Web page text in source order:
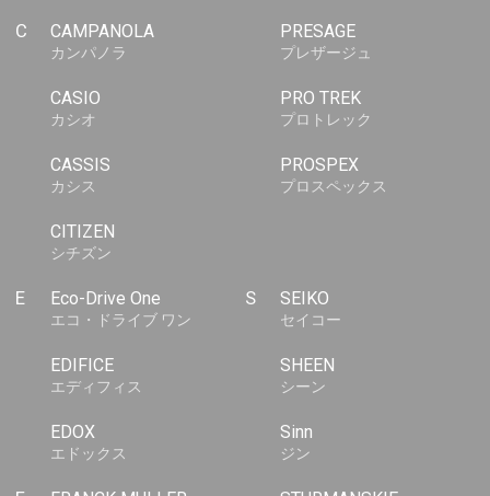
C CAMPANOLA
カンパノラ
CASIO
カシオ
CASSIS
カシス
CITIZEN
シチズン
E Eco-Drive One
エコ・ドライブ ワン
EDIFICE
エディフィス
EDOX
エドックス
PRESAGE
プレザージュ
PRO TREK
プロトレック
PROSPEX
プロスペックス
S SEIKO
セイコー
SHEEN
シーン
Sinn
ジン